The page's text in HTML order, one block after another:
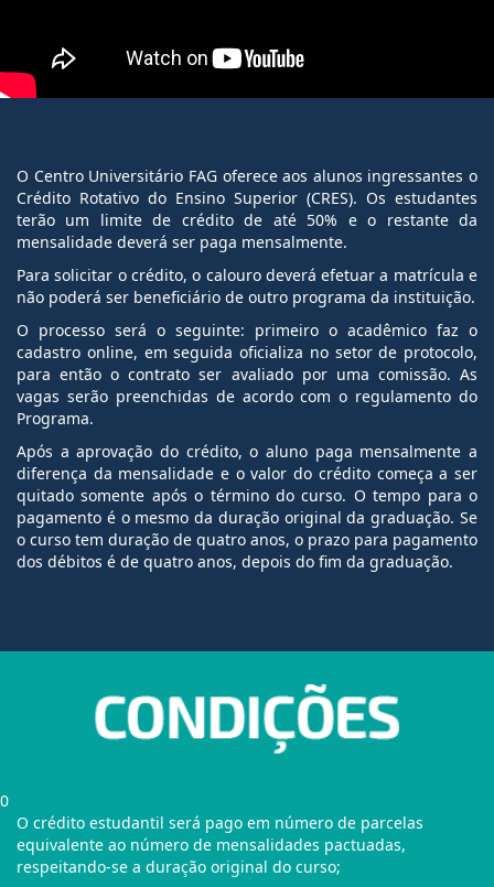
O Centro Universitário FAG oferece aos alunos ingressantes o
Crédito Rotativo do Ensino Superior (CRES). Os estudantes
terão um limite de crédito de até 50% e o restante da
mensalidade deverá ser paga mensalmente.
Para solicitar o crédito, o calouro deverá efetuar a matrícula e
não poderá ser beneficiário de outro programa da instituição.
O processo será o seguinte: primeiro o acadêmico faz o
cadastro online, em seguida oficializa no setor de protocolo,
para então o contrato ser avaliado por uma comissão. As
vagas serão preenchidas de acordo com o regulamento do
Programa.
Após a aprovação do crédito, o aluno paga mensalmente a
diferença da mensalidade e o valor do crédito começa a ser
quitado somente após o término do curso. O tempo para o
pagamento é o mesmo da duração original da graduação. Se
o curso tem duração de quatro anos, o prazo para pagamento
dos débitos é de quatro anos, depois do fim da graduação.
0
O crédito estudantil será pago em número de parcelas
equivalente ao número de mensalidades pactuadas,
respeitando-se a duração original do curso;